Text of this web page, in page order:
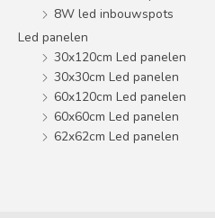
8W led inbouwspots
Led panelen
30x120cm Led panelen
30x30cm Led panelen
60x120cm Led panelen
60x60cm Led panelen
62x62cm Led panelen